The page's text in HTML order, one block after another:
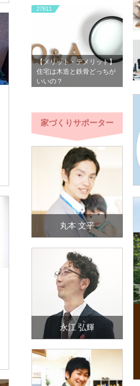
27811
【メリット・デメリット】
住宅は木造と鉄骨どっちが
いいの？
家づくりサポーター
丸本 文平
永江 弘輝